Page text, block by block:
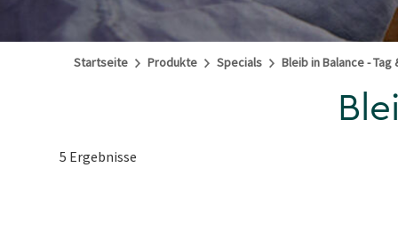
Startseite Produkte Specials Bleib in Balance - Tag
5 Ergebnisse